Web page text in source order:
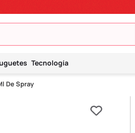
Tecnología
De Spray